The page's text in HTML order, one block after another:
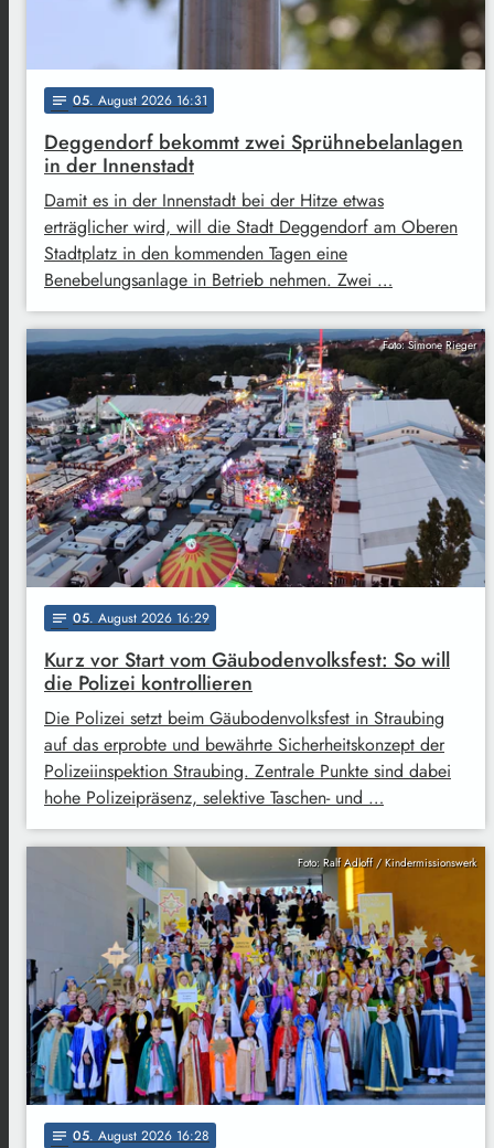
notes 05. August 2026 16:31
Deggendorf bekommt zwei Sprühnebelanlagen
in der Innenstadt
Damit es in der Innenstadt bei der Hitze etwas
erträglicher wird, will die Stadt Deggendorf am Oberen
Stadtplatz in den kommenden Tagen eine
Benebelungsanlage in Betrieb nehmen. Zwei …
Foto: Simone Rieger
notes 05. August 2026 16:29
Kurz vor Start vom Gäubodenvolksfest: So will
die Polizei kontrollieren
Die Polizei setzt beim Gäubodenvolksfest in Straubing
auf das erprobte und bewährte Sicherheitskonzept der
Polizeiinspektion Straubing. Zentrale Punkte sind dabei
hohe Polizeipräsenz, selektive Taschen- und …
Foto: Ralf Adloff / Kindermissionswerk
notes 05. August 2026 16:28